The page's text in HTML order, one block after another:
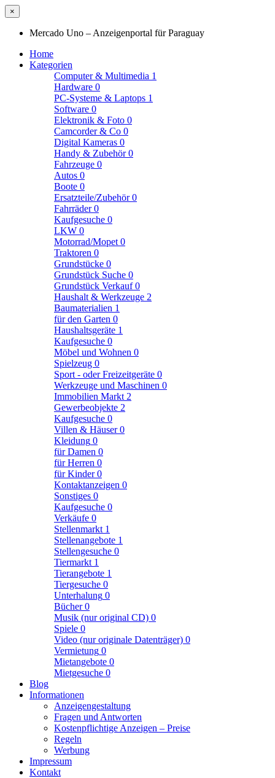
×
Mercado Uno – Anzeigenportal für Paraguay
Home
Kategorien
Computer & Multimedia 1
Hardware 0
PC-Systeme & Laptops 1
Software 0
Elektronik & Foto 0
Camcorder & Co 0
Digital Kameras 0
Handy & Zubehör0
Fahrzeuge 0
Autos 0
Boote 0
Ersatzteile/Zubehör0
Fahrräder0
Kaufgesuche 0
LKW 0
Motorrad/Mopet 0
Traktoren 0
Grundstücke 0
Grundstück Suche 0
Grundstück Verkauf0
Haushalt & Werkzeuge 2
Baumaterialien 1
für den Garten 0
Haushaltsgeräte 1
Kaufgesuche 0
Möbel und Wohnen 0
Spielzeug 0
Sport - oder Freizeitgeräte 0
Werkzeuge und Maschinen 0
Immobilien Markt 2
Gewerbeobjekte 2
Kaufgesuche 0
Villen & Häuser0
Kleidung 0
für Damen 0
für Herren 0
für Kinder0
Kontaktanzeigen 0
Sonstiges 0
Kaufgesuche 0
Verkäufe 0
Stellenmarkt 1
Stellenangebote 1
Stellengesuche 0
Tiermarkt 1
Tierangebote 1
Tiergesuche 0
Unterhalung 0
Bücher0
Musik (nur original CD) 0
Spiele 0
Video (nur originale Datenträger) 0
Vermietung 0
Mietangebote 0
Mietgesuche 0
Blog
Informationen
Anzeigengestaltung
Fragen und Antworten
Kostenpflichtige Anzeigen – Preise
Regeln
Werbung
Impressum
Kontakt